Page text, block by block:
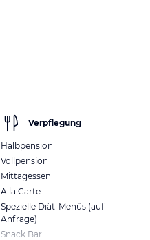
Verpflegung
Halbpension
Vollpension
Mittagessen
A la Carte
Spezielle Diät-Menüs (auf
Anfrage)
Snack Bar